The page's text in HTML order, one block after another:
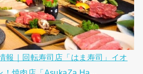
報｜回転寿司店「はま寿司」イオ